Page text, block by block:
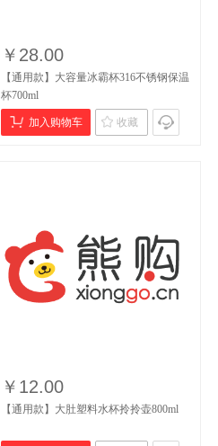
￥28.00
【通用款】大容量冰霸杯316不锈钢保温
杯700ml
加入购物车 收藏
￥12.00
【通用款】大肚塑料水杯拎拎壶800ml